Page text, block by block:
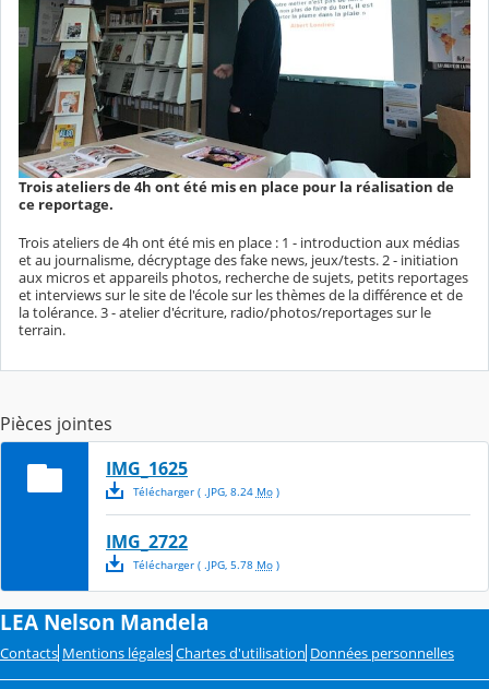
Trois ateliers de 4h ont été mis en place pour la réalisation de
ce reportage.
Trois ateliers de 4h ont été mis en place : 1 - introduction aux médias
et au journalisme, décryptage des fake news, jeux/tests. 2 - initiation
aux micros et appareils photos, recherche de sujets, petits reportages
et interviews sur le site de l'école sur les thèmes de la différence et de
la tolérance. 3 - atelier d'écriture, radio/photos/reportages sur le
terrain.
Pièces jointes
IMG_1625
Télécharger( .JPG, 8.24 Mo)
IMG_2722
Télécharger( .JPG, 5.78 Mo)
LEA Nelson Mandela
Contacts Mentions légales Chartes d'utilisation Données personnelles